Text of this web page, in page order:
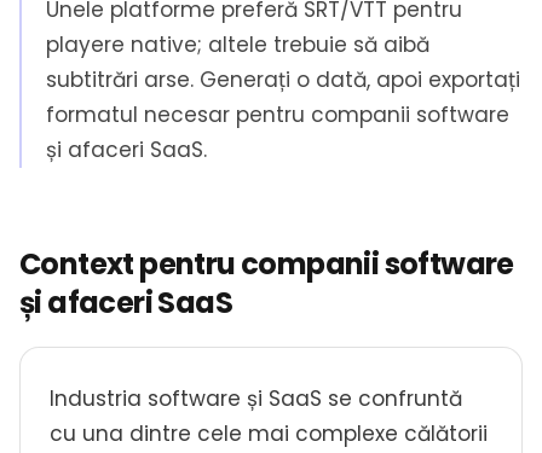
Unele platforme preferă SRT/VTT pentru
playere native; altele trebuie să aibă
subtitrări arse. Generați o dată, apoi exportați
formatul necesar pentru companii software
și afaceri SaaS.
Context pentru companii software
și afaceri SaaS
Industria software și SaaS se confruntă
cu una dintre cele mai complexe călătorii